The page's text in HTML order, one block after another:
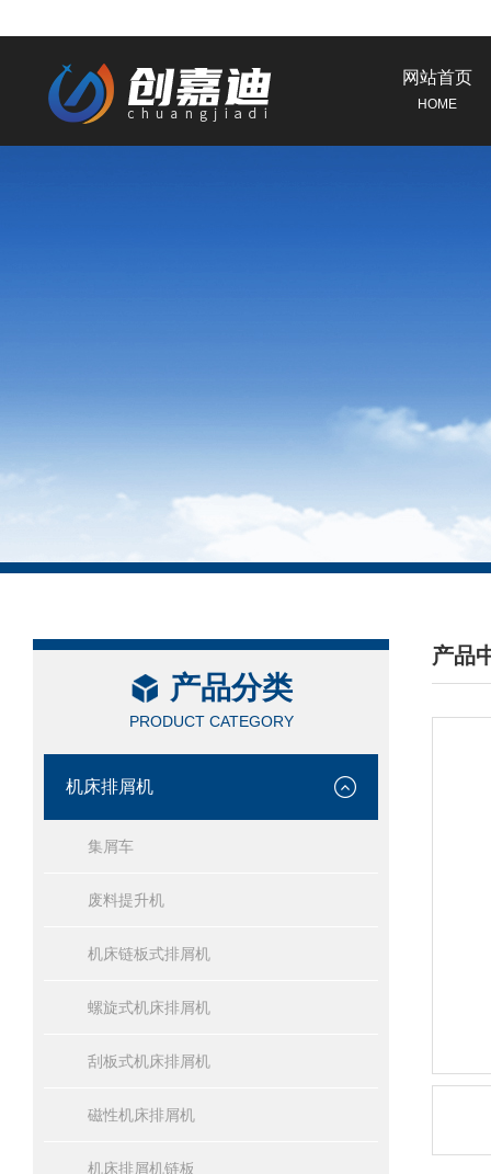
网站首页
HOME
产品分类
PRODUCT CATEGORY
机床排屑机
集屑车
废料提升机
机床链板式排屑机
螺旋式机床排屑机
刮板式机床排屑机
磁性机床排屑机
机床排屑机链板
产品
/